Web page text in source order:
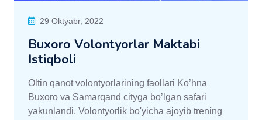
29 Oktyabr, 2022
Buxoro Volontyorlar Maktabi
Istiqboli
Oltin qanot volontyorlarining faollari Ko’hna
Buxoro va Samarqand cityga bo’lgan safari
yakunlandi. Volontyorlik bo'yicha ajoyib trening